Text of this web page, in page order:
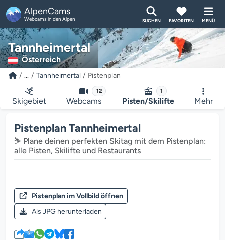
AlpenCams
Webcams in den Alpen SUCHEN FAVORITEN MENÜ
Tannheimertal
Österreich
... Tannheimertal Pistenplan
Skigebiet
12
Webcams
1
Pisten/Skilifte Mehr
Pistenplan Tannheimertal
⛷️ Plane deinen perfekten Skitag mit dem Pistenplan:
alle Pisten, Skilifte und Restaurants
Pistenplan im Vollbild öffnen
Als JPG herunterladen